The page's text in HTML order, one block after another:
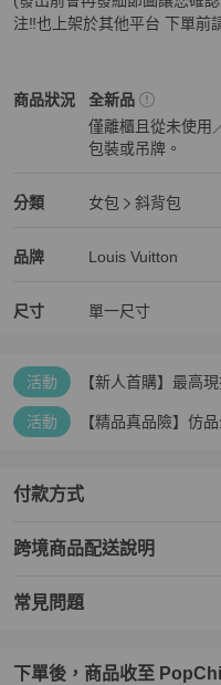
注‼️也上架於其他平台 下單前
商品狀況
Louis Vuitton女包商品狀態與細
全新品
僅離櫃且從未使用
包裝或吊牌。
分類
Louis Vuitton女包 分類資訊
女包
斜背包
品牌
Louis Vuitton精品女包品牌介紹
Louis Vuitton
Louis Vuitton推薦清單
尺寸 單一尺寸
活動 【新人首購】最高
活動 【精品真品險】仿
付款方式
跨境商品配送說明
常見問題
下單後，商品收至